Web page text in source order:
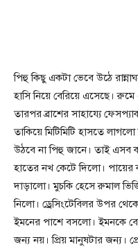
পিহু কিছু একটা ভেবে উঠে
হাসি নিয়ে বেরিয়ে এসেছে।
তারপর ব্রাশের সাহায্যে
তাকিয়ে মিটিমিটি হাসতে
উঠবে না পিহু জানে। তাই এসব
হাতের নখ কেটে দিলো। পায়ের
দাড়ালো। মুচকি হেসে রুমাল
নিলো। ড্রেসিংটেবিলর উপর
ইমনের পাশে বসলো। ইমনকে
জন্য নয়। প্রিয় মানুষটার জন্য।